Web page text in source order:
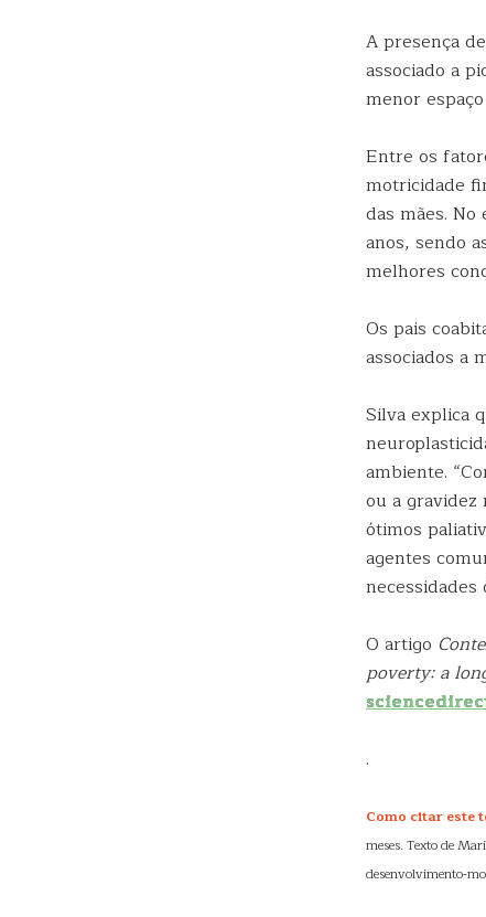
A presença
associado a
menor
Entre os
motricidade
das mães.
anos, sendo
melhores
Os pais
associados a
Silva explica
ambiente.
ou a gravidez
ótimos
agentes
necessidades
O artigo
poverty: a
.
Como citar este
meses. Texto de
desenvolvimento-